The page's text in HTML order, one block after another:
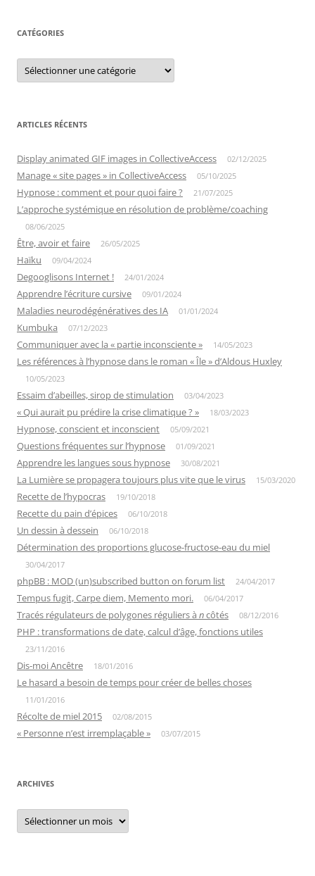
CATÉGORIES
Catégories
ARTICLES RÉCENTS
Display animated GIF images in CollectiveAccess 02/12/2025
Manage « site pages » in CollectiveAccess 05/10/2025
Hypnose : comment et pour quoi faire ? 21/07/2025
L’approche systémique en résolution de problème/coaching
08/06/2025
Être, avoir et faire 26/05/2025
Haïku 09/04/2024
Degooglisons Internet ! 24/01/2024
Apprendre l’écriture cursive 09/01/2024
Maladies neurodégénératives des IA 01/01/2024
Kumbuka 07/12/2023
Communiquer avec la « partie inconsciente » 14/05/2023
Les références à l’hypnose dans le roman « Île » d’Aldous Huxley
10/05/2023
Essaim d’abeilles, sirop de stimulation 03/04/2023
« Qui aurait pu prédire la crise climatique ? » 18/03/2023
Hypnose, conscient et inconscient 05/09/2021
Questions fréquentes sur l’hypnose 01/09/2021
Apprendre les langues sous hypnose 30/08/2021
La Lumière se propagera toujours plus vite que le virus 15/03/2020
Recette de l’hypocras 19/10/2018
Recette du pain d’épices 06/10/2018
Un dessin à dessein 06/10/2018
Détermination des proportions glucose-fructose-eau du miel
30/04/2017
phpBB : MOD (un)subscribed button on forum list 24/04/2017
Tempus fugit, Carpe diem, Memento mori. 06/04/2017
Tracés régulateurs de polygones réguliers à ncôtés 08/12/2016
PHP : transformations de date, calcul d’âge, fonctions utiles
23/11/2016
Dis-moi Ancêtre 18/01/2016
Le hasard a besoin de temps pour créer de belles choses
11/01/2016
Récolte de miel 2015 02/08/2015
« Personne n’est irremplaçable » 03/07/2015
ARCHIVES
Archives